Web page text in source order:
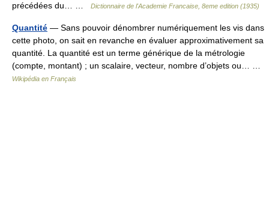
précédées du… …
Dictionnaire de l'Academie Francaise, 8eme edition (1935)
Quantité — Sans pouvoir dénombrer numériquement les vis dans
cette photo, on sait en revanche en évaluer approximativement sa
quantité. La quantité est un terme générique de la métrologie
(compte, montant) ; un scalaire, vecteur, nombre d’objets ou… …
Wikipédia en Français